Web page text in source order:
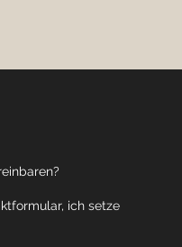
ich setze